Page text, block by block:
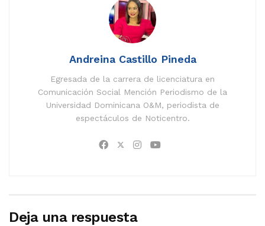
Andreina Castillo Pineda
Egresada de la carrera de licenciatura en
Comunicación Social Mención Periodismo de la
Universidad Dominicana O&M, periodista de
espectáculos de Noticentro.
Deja una respuesta